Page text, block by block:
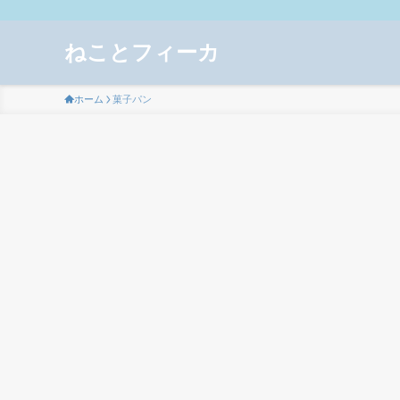
ねことフィーカ
ホーム 菓子パン